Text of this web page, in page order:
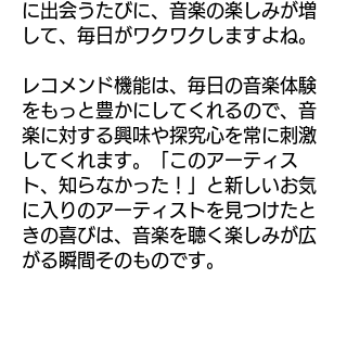
に出会うたびに、音楽の楽しみが増
して、毎日がワクワクしますよね。
レコメンド機能は、毎日の音楽体験
をもっと豊かにしてくれるので、音
楽に対する興味や探究心を常に刺激
してくれます。「このアーティス
ト、知らなかった！」と新しいお気
に入りのアーティストを見つけたと
きの喜びは、音楽を聴く楽しみが広
がる瞬間そのものです。